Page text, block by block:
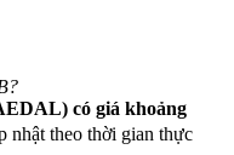
thưởng tiền mặtcó giá khoảng
nhật theo thời gian thực